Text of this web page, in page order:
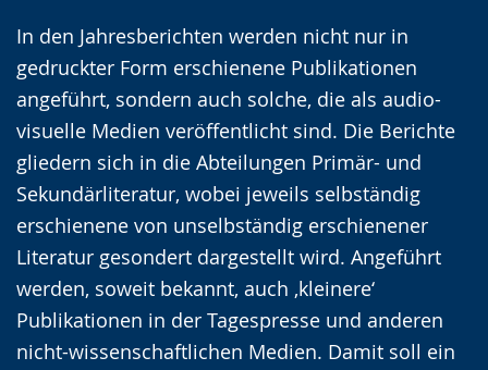
In den Jahresberichten werden nicht nur in
gedruckter Form erschienene Publikationen
angeführt, sondern auch solche, die als audio-
visuelle Medien veröffentlicht sind. Die Berichte
gliedern sich in die Abteilungen Primär- und
Sekundärliteratur, wobei jeweils selbständig
erschienene von unselbständig erschienener
Literatur gesondert dargestellt wird. Angeführt
werden, soweit bekannt, auch ‚kleinere‘
Publikationen in der Tagespresse und anderen
nicht-wissenschaftlichen Medien. Damit soll ein
L
e
i
c
h
t
e
n
S
p
i
v
i
e
r
e
A
u
d
i
V
i
d
e
o
i
n
D
e
u